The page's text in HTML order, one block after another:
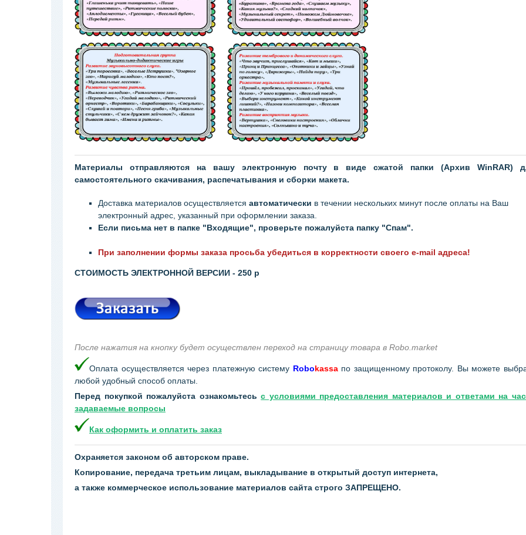
Материалы отправляются на вашу электронную почту в виде сжатой папки (Архив WinRAR)
самостоятельного скачивания, распечатывания и сборки макета.
Доставка материалов осуществляется автоматически в течении нескольких минут после оплаты на Ваш
электронный адрес, указанный при оформлении заказа.
Если письма нет в папке "Входящие", проверьте пожалуйста папку "Спам".
При заполнении формы заказа просьба убедиться в корректности своего e-mail адреса!
СТОИМОСТЬ ЭЛЕКТРОННОЙ ВЕРСИИ - 250 р
После нажатия на кнопку будет осуществлен переход на страницу товара в Robo.market
Оплата осуществляется через платежную систему Robokassaпо защищенному протоколу. Вы можете
любой удобный способ оплаты.
Перед покупкой пожалуйста ознакомьтесьс условиями предоставления материалов и ответами на
задаваемые вопросы
Как оформить и оплатить заказ
Охраняется законом об авторском праве.
Копирование, передача третьим лицам, выкладывание в открытый доступ интернета,
а также коммерческое использование материалов сайта строго ЗАПРЕЩЕНО.